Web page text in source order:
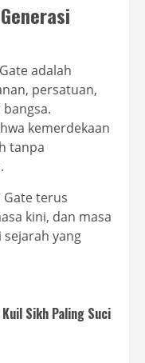
adalah
persatuan,
kemerdekaan
tanpa
Gate terus
kini, dan masa
yang
Sikh Paling Suci